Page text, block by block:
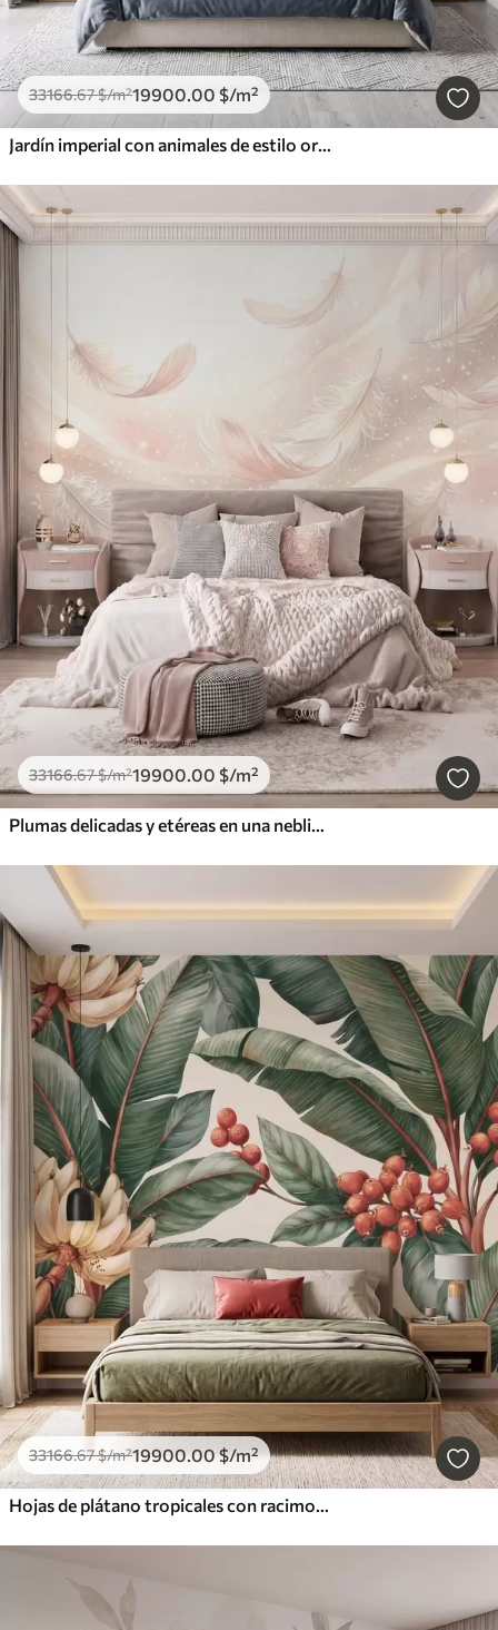
33166.67$/m²19900.00 $/m²
Jardín imperial con animales de estilo oriental: mono, leopardo, tigre, pavo real y garza
33166.67$/m²19900.00 $/m²
Plumas delicadas y etéreas en una neblina de color rosa melocotón con destellos
33166.67$/m²19900.00$/m²
Hojas de plátano tropicales con racimos de bayas de café rojas, estilo acuarela